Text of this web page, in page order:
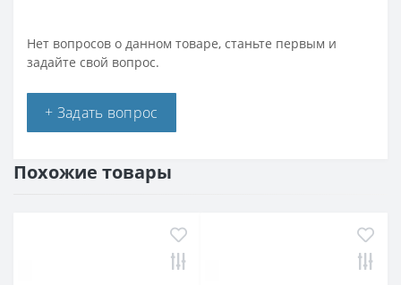
Нет вопросов о данном товаре, станьте первым и
задайте свой вопрос.
+ Задать вопрос
Похожие товары